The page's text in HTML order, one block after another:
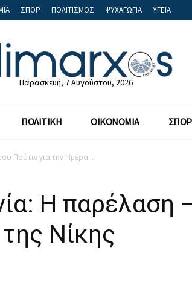
ΣΠΟΡ ΠΟΛΙΤΙΣΜΟΣ ΨΥΧΑΓΩΓΙΑ ΥΓΕΙΑ
Παρασκευή, 7 Αυγούστου, 2026
ΠΟΛΙΤΙΚΗ ΟΙΚΟΝΟΜΙΑ ΣΠΟΡ
Πούτιν για την Ημέρα...
Η παρέλαση
Νίκης